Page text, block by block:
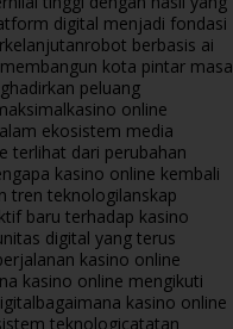
digital menjadi fondasi
robot berbasis ai
kota pintar masa
peluang
kasino online
ekosistem media
terlihat dari perubahan
kasino online kembali
tren teknologilanskap
baru terhadap kasino
digital yang terus
kasino online
kasino online mengikuti
bagaimana kasino online
teknologicatatan